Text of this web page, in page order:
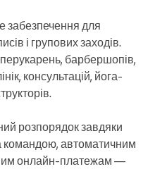
забезпечення для
і групових заходів.
барбершопів,
консультацій, йога-
розпорядок завдяки
командою, автоматичним
онлайн-платежам —